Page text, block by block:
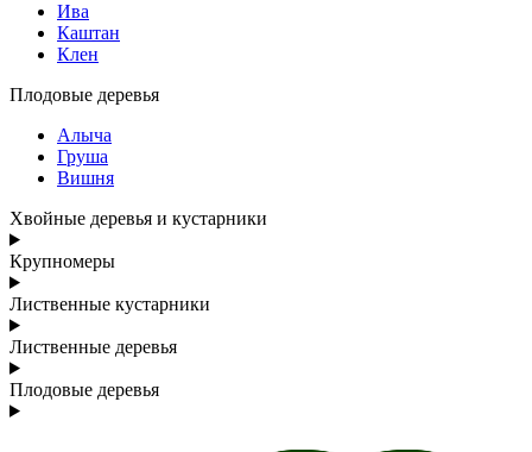
Ива
Каштан
Клен
Плодовые деревья
Алыча
Груша
Вишня
Хвойные деревья и кустарники
Крупномеры
Лиственные кустарники
Лиственные деревья
Плодовые деревья